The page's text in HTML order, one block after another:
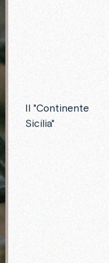
Il "Continente
Sicilia"